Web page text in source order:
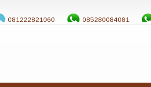
081222821060 085280084081